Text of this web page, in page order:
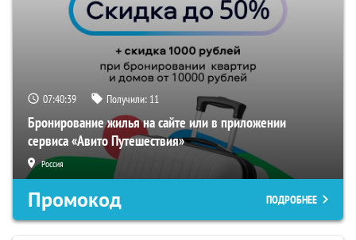
07:40:39 Получили: 11
Бронирование жилья на сайте или в приложении
сервиса «Авито Путешествия»
Россия
Промокод ПОДРОБНЕЕ